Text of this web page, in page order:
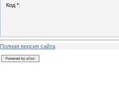
Код *:
Полная версия сайта